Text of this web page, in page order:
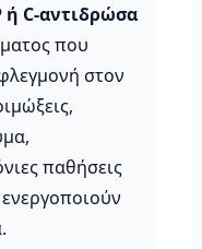
ή C-αντιδρώσα
που
στον
παθήσεις